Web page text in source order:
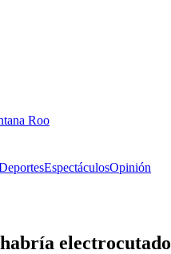
Roo
EspectáculosOpinión
electrocutado